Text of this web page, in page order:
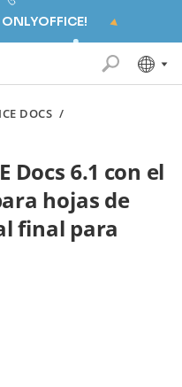
DOCS /
Docs 6.1 con el
hojas de
final para